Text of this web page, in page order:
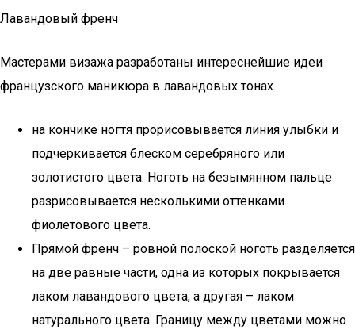
Лавандовый френч
Мастерами визажа разработаны интереснейшие идеи
французского маникюра в лавандовых тонах.
на кончике ногтя прорисовывается линия улыбки и
подчеркивается блеском серебряного или
золотистого цвета. Ноготь на безымянном пальце
разрисовывается несколькими оттенками
фиолетового цвета.
Прямой френч – ровной полоской ноготь разделяется
на две равные части, одна из которых покрывается
лаком лавандового цвета, а другая – лаком
натурального цвета. Границу между цветами можно